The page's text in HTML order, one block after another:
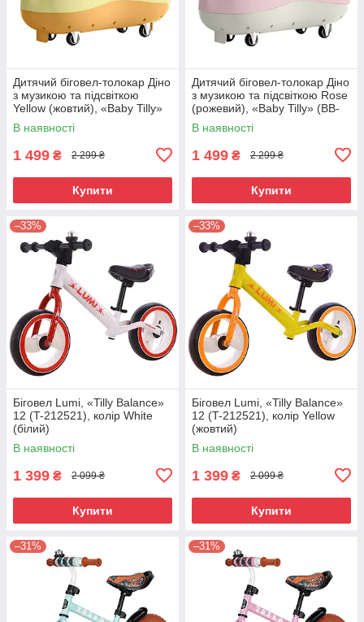
Дитячий біговел-толокар Діно
з музикою та підсвіткою
Yellow (жовтий), «Baby Tilly»
(BB-0008)
В наявності
1 499 ₴ 2 299 ₴
Купити
Дитячий біговел-толокар Діно
з музикою та підсвіткою Rose
(рожевий), «Baby Tilly» (BB-
0008 Rose)
В наявності
1 499 ₴ 2 299 ₴
Купити
–33%
Біговел Lumi, «Tilly Balance»
12 (T-212521), колір White
(білий)
В наявності
1 399 ₴ 2 099 ₴
Купити
–33%
Біговел Lumi, «Tilly Balance»
12 (T-212521), колір Yellow
(жовтий)
В наявності
1 399 ₴ 2 099 ₴
Купити
–31% –31%